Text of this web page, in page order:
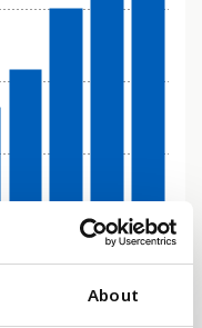
About
2024 2025